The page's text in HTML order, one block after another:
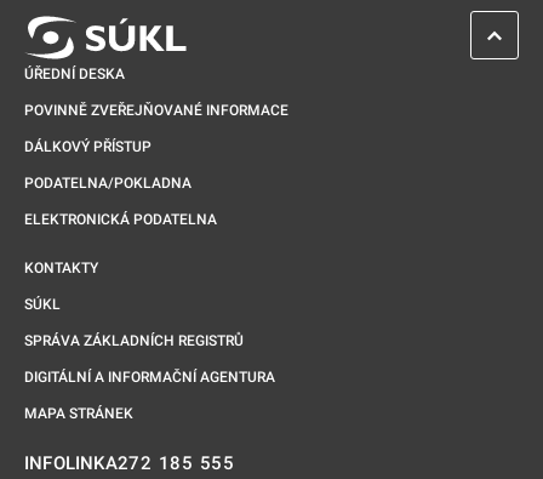
ÚŘEDNÍ DESKA
POVINNĚ ZVEŘEJŇOVANÉ INFORMACE
DÁLKOVÝ PŘÍSTUP
PODATELNA/POKLADNA
ELEKTRONICKÁ PODATELNA
KONTAKTY
SÚKL
SPRÁVA ZÁKLADNÍCH REGISTRŮ
DIGITÁLNÍ A INFORMAČNÍ AGENTURA
MAPA STRÁNEK
INFOLINKA272 185 555
ZPĚT